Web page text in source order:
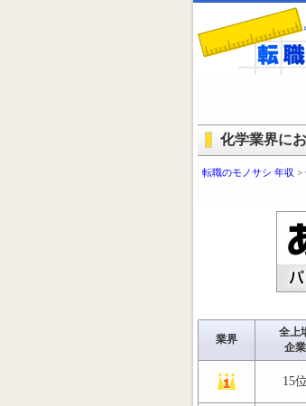
化学業界に
転職のモノサシ 年収 >
業界
全上
企業
15位